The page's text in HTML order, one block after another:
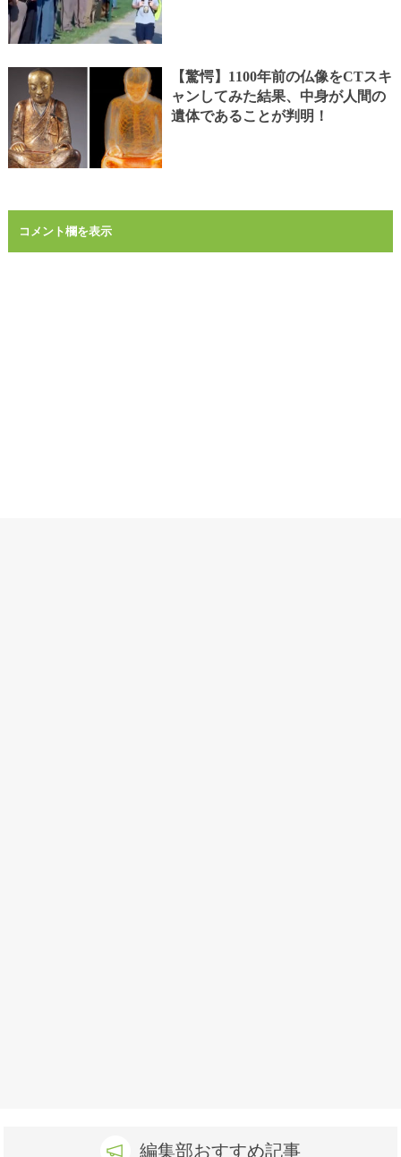
【驚愕】1100年前の仏像をCTスキ
ャンしてみた結果、中身が人間の
遺体であることが判明！
コメント欄を表示
編集部おすすめ記事